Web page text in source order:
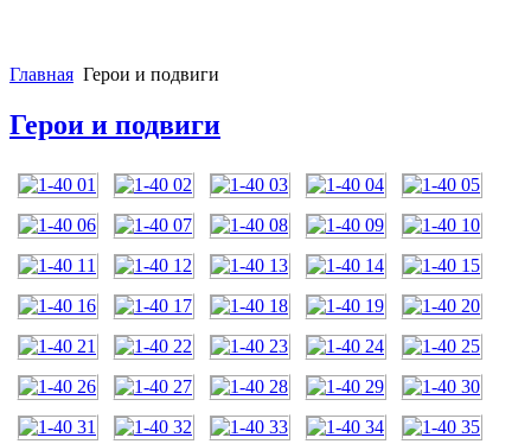
Главная Герои и подвиги
Герои и подвиги